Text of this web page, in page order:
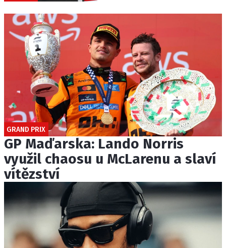
GRAND PRIX
GP Maďarska: Lando Norris
využil chaosu u McLarenu a slaví
vítězství